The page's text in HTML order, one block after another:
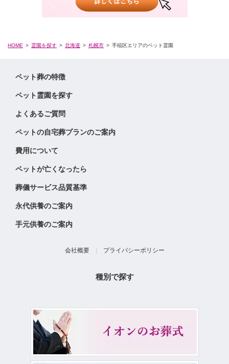
HOME 霊園を探す 北海道 札幌市 手稲区エリアのペット霊園
ペット葬の特徴
ペット霊園を探す
よくあるご質問
ペットの自宅葬プランのご案内
費用について
ペットが亡くなったら
葬儀サービス品質基準
永代供養のご案内
手元供養のご案内
会社概要| プライバシーポリシー
種別で探す